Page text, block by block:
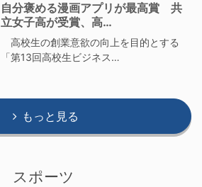
自分褒める漫画アプリが最高賞 共
立女子高が受賞、高…
高校生の創業意欲の向上を目的とする
「第13回高校生ビジネス…
もっと見る
スポーツ